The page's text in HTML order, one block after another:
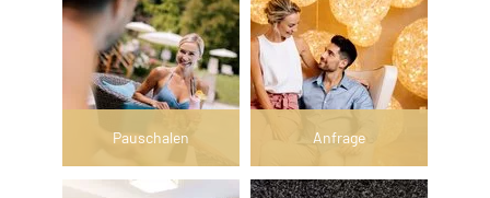
Pauschalen Anfrage